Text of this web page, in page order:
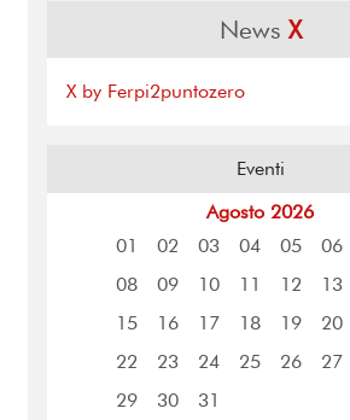
NewsX
X by Ferpi2puntozero
Eventi
Agosto 2026
01
02 03 04 05 06
08
09 10 11 12 13
15
16 17 18 19 20
22
23 24 25 26 27
29
30 31